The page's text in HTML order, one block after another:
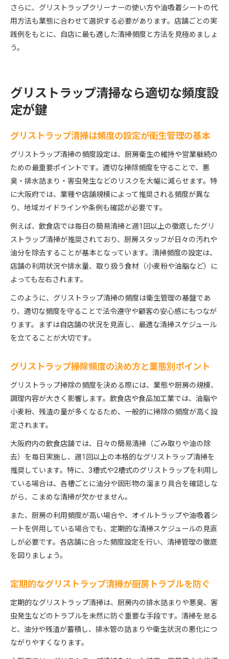
さらに、グリストラップクリーナーの使い方や油吸着シートの代
用方法も業態に合わせて選択する必要があります。店舗ごとの実
践例をもとに、自店に最も適した清掃頻度と方法を見極めましょ
う。
グリストラップ清掃なら適切な頻度設
定が鍵
グリストラップ清掃は頻度の設定が衛生管理の基本
グリストラップ清掃の頻度設定は、厨房衛生の維持や営業継続の
ための最重要ポイントです。適切な掃除頻度を守ることで、悪
臭・排水詰まり・害虫発生などのリスクを大幅に減らせます。特
に大阪府では、業種や店舗規模によって推奨される頻度が異な
り、地域ガイドラインや条例も確認が必要です。
例えば、飲食店では毎日の簡易清掃と週1回以上の徹底したグリ
ストラップ清掃が推奨されており、厨房スタッフが日々の汚れや
油分を除去することが基本となっています。清掃頻度の設定は、
店舗の利用状況や排水量、取り扱う食材（小麦粉や油脂など）に
よっても左右されます。
このように、グリストラップ清掃の頻度は衛生管理の基盤であ
り、適切な頻度を守ることで法令遵守や顧客の安心感にもつなが
ります。まずは自店舗の状況を見直し、最適な清掃スケジュール
を立てることが大切です。
グリストラップ掃除頻度の決め方と業態別ポイント
グリストラップ掃除の頻度を決める際には、業態や厨房の規模、
調理内容が大きく影響します。飲食店や食品加工業では、油脂や
小麦粉、残渣の量が多くなるため、一般的に掃除の頻度が高く設
定されます。
大阪府内の飲食店舗では、日々の簡易清掃（ごみ取りや油の除
去）を毎日実施し、週1回以上の本格的なグリストラップ清掃を
推奨しています。特に、3槽式や2槽式のグリストラップを利用し
ている場合は、各槽ごとに油分や固形物の溜まり具合を確認しな
がら、こまめな清掃が欠かせません。
また、厨房の利用頻度が高い場合や、オイルトラップや油吸着シ
ートを併用している場合でも、定期的な清掃スケジュールの見直
しが必要です。各店舗に合った頻度設定を行い、清掃管理の徹底
を図りましょう。
定期的なグリストラップ清掃が厨房トラブルを防ぐ
定期的なグリストラップ清掃は、厨房内の排水詰まりや悪臭、害
虫発生などのトラブルを未然に防ぐ重要な手段です。清掃を怠る
と、油分や残渣が蓄積し、排水管の詰まりや衛生状況の悪化につ
ながりやすくなります。